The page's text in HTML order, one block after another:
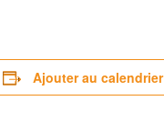
Ajouter au calendrier